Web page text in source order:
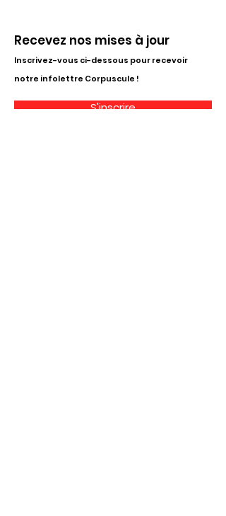
Recevez nos mises à jour
Inscrivez-vous ci-dessous pour recevoir
notre infolettre Corpuscule !
S'inscrire